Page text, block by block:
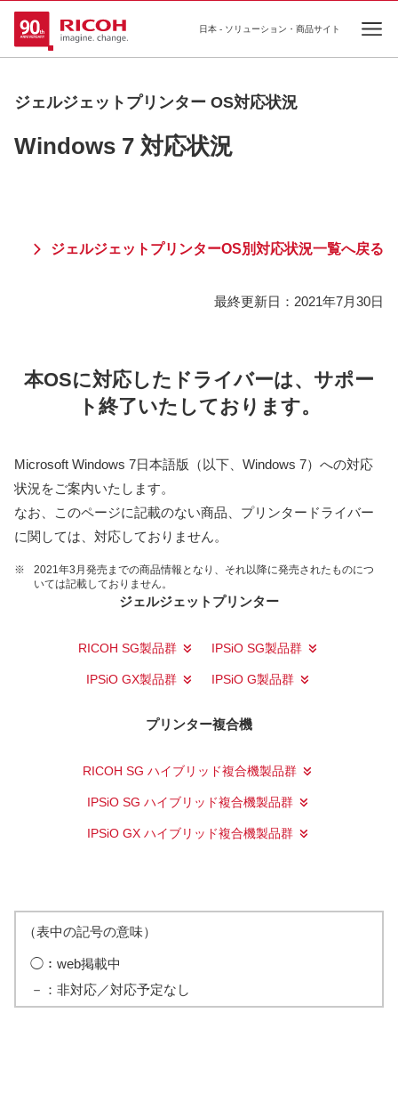
日本 - ソリューション・商品サイト
ジェルジェットプリンター OS対応状況
Windows 7 対応状況
ジェルジェットプリンターOS別対応状況一覧へ戻る
最終更新日： 2021年7月30日
本OSに対応したドライバーは、サポー
ト終了いたしております。
Microsoft Windows 7日本語版（以下、Windows 7）への対応
状況をご案内いたします。
なお、このページに記載のない商品、プリンタードライバー
に関しては、対応しておりません。
※
2021年3月発売までの商品情報となり、それ以降に発売されたものにつ
いては記載しておりません。
ジェルジェットプリンター
RICOH SG製品群 IPSiO SG製品群
IPSiO GX製品群 IPSiO G製品群
プリンター複合機
RICOH SG ハイブリッド複合機製品群
IPSiO SG ハイブリッド複合機製品群
IPSiO GX ハイブリッド複合機製品群
（表中の記号の意味）
◯： web掲載中
－： 非対応／対応予定なし